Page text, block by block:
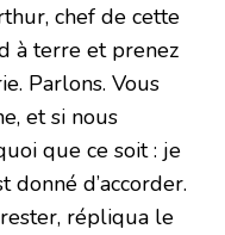
chef de cette
à terre et prenez
Parlons. Vous
et si nous
que ce soit : je
donné d’accorder.
répliqua le